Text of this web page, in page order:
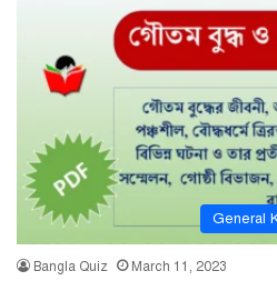
General
Bangla Quiz March 11, 2023